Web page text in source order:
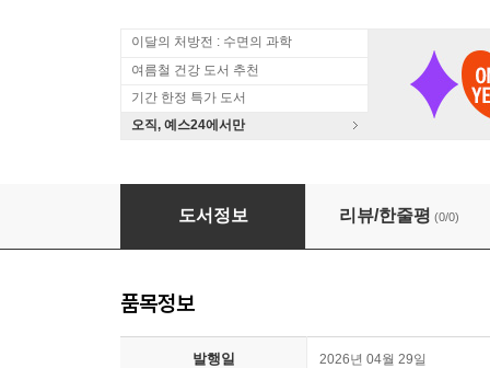
이달의 처방전 : 수면의 과학
여름철 건강 도서 추천
기간 한정 특가 도서
오직, 예스24에서만
별별 라인댄스
도서정보 리뷰/한줄평 (0/0)
품목정보
발행일 2026년 04월 29일